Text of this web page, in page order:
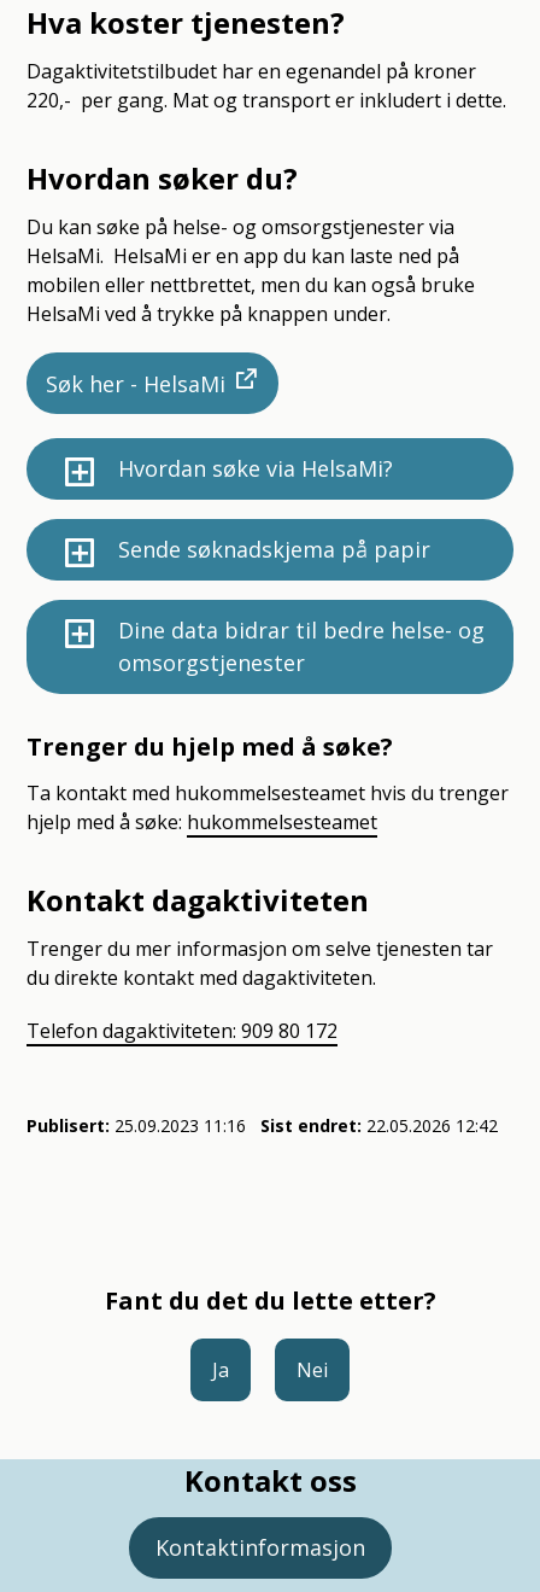
Hva koster tjenesten?
Dagaktivitetstilbudet har en egenandel på kroner
220,- per gang. Mat og transport er inkludert i dette.
Hvordan søker du?
Du kan søke på helse- og omsorgstjenester via
HelsaMi. HelsaMi er en app du kan laste ned på
mobilen eller nettbrettet, men du kan også bruke
HelsaMi ved å trykke på knappen under.
Søk her - HelsaMi
Hvordan søke via HelsaMi?
Sende søknadskjema på papir
Dine data bidrar til bedre helse- og
omsorgstjenester
Trenger du hjelp med å søke?
Ta kontakt med hukommelsesteamet hvis du trenger
hjelp med å søke: hukommelsesteamet
Kontakt dagaktiviteten
Trenger du mer informasjon om selve tjenesten tar
du direkte kontakt med dagaktiviteten.
Telefon dagaktiviteten: 909 80 172
Publisert 25.09.2023 11:16 Sist endret 22.05.2026 12:42
Fant du det du lette etter?
Ja Nei
Kontakt oss
Kontaktinformasjon